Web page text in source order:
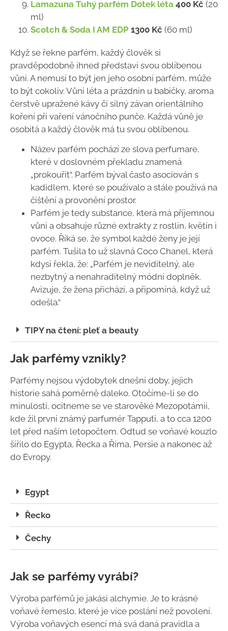
Lamazuna Tuhý parfém Dotek léta 400 Kč (20
ml)
Scotch & Soda I AM EDP 1300 Kč (60 ml)
Když se řekne parfém, každý člověk si
pravděpodobně ihned představí svou oblíbenou
vůni. A nemusí to být jen jeho osobní parfém, může
to být cokoliv. Vůni léta a prázdnin u babičky, aroma
čerstvě upražené kávy či silný závan orientálního
koření při vaření vánočního punče. Každá vůně je
osobitá a každý člověk má tu svou oblíbenou.
Název parfém pochází ze slova perfumare,
které v doslovném překladu znamená
„prokouřit“. Parfém býval často asociován s
kadidlem, které se používalo a stále používá na
čištění a provonění prostor.
Parfém je tedy substance, která má příjemnou
vůni a obsahuje různé extrakty z rostlin, květin i
ovoce. Říká se, že symbol každé ženy je její
parfém. Tušila to už slavná Coco Chanel, která
kdysi řekla, že: „Parfém je neviditelný, ale
nezbytný a nenahraditelný módní doplněk.
Avizuje, že žena přichází, a připomíná, když už
odešla.“
TIPY na čtení: pleť a beauty
Jak parfémy vznikly?
Parfémy nejsou výdobytek dnešní doby, jejich
historie sahá poměrně daleko. Otočíme-li se do
minulosti, ocitneme se ve starověké Mezopotámii,
kde žil první známý parfumér Tapputi, a to cca 1200
let před naším letopočtem. Odtud se voňavé kouzlo
šířilo do Egypta, Řecka a Říma, Persie a nakonec až
do Evropy.
Egypt
Řecko
Čechy
Jak se parfémy vyrábí?
Výroba parfémů je jakási alchymie. Je to krásné
voňavé řemeslo, které je více poslání než povolení.
Výroba voňavých esencí má svá daná pravidla a